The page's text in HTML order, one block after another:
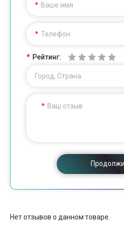
Ваше имя
Телефон
Рейтинг:
Город, Страна
Ваш отзыв
Нет отзывов о данном товаре.